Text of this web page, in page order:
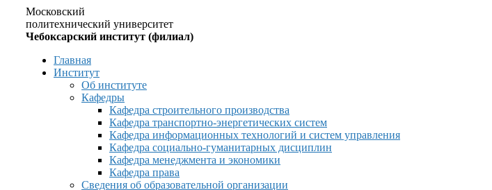
Московский
политехнический университет
Чебоксарский институт (филиал)
Главная
Институт
Об институте
Кафедры
Кафедра строительного производства
Кафедра транспортно-энергетических систем
Кафедра информационных технологий и систем управления
Кафедра социально-гуманитарных дисциплин
Кафедра менеджмента и экономики
Кафедра права
Сведения об образовательной организации